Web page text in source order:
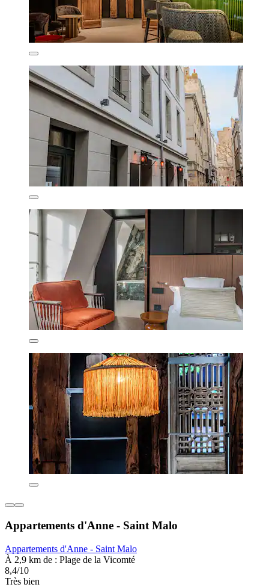
Appartements d'Anne - Saint Malo
Appartements d'Anne - Saint Malo
À 2,9 km de : Plage de la Vicomté
8,4/10
Très bien